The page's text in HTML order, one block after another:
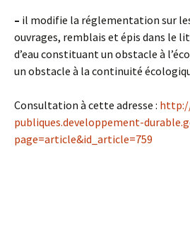
– il modifie la réglementation sur
ouvrages, remblais et épis dans le
d’eau constituant un obstacle à
un obstacle à la continuité
Consultation à cette adresse :
publiques.developpement-
page=article&id_article=759